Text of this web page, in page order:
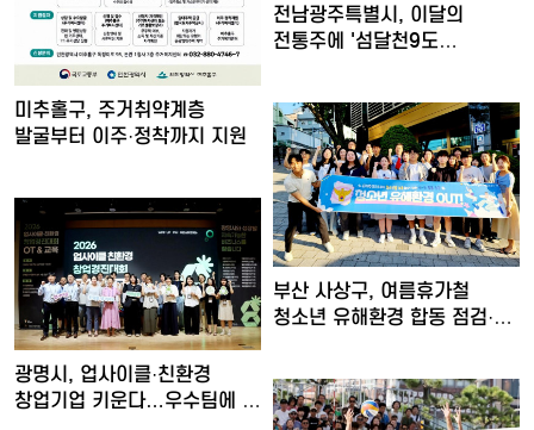
전남광주특별시, 이달의
전통주에 '섬달천9도
미추홀구, 주거취약계층
발굴부터 이주·정착까지 지원
부산 사상구, 여름휴가철
청소년 유해환경 합동 점검·
광명시, 업사이클·친환경
창업기업 키운다…우수팀에 총